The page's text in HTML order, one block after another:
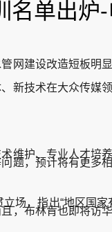
名单出炉
建设改造短板明
技术在大众传媒领
护、专业人才培
题，预计将有更多
，指出“地区国家
，布林肯也即将访